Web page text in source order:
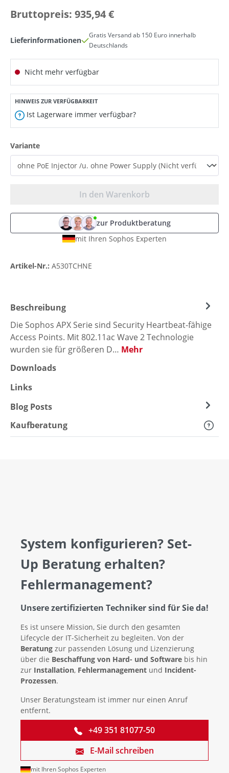
Bruttopreis: 935,94 €
Lieferinformationen
Gratis Versand ab 150 Euro innerhalb
Deutschlands
Nicht mehr verfügbar
HINWEIS ZUR VERFÜGBARKEIT
Ist Lagerware immer verfügbar?
Varianteauswählen
In den Warenkorb
zur Produktberatung
mit Ihren Sophos Experten
Artikel-Nr.: A530TCHNE
Beschreibung
Die Sophos APX Serie sind Security Heartbeat-fähige
Access Points. Mit 802.11ac Wave 2 Technologie
wurden sie für größeren D… Mehr
Downloads
Links
Blog Posts
Kaufberatung
System konfigurieren? Set-
Up Beratung erhalten?
Fehlermanagement?
Unsere zertifizierten Techniker sind für Sie da!
Es ist unsere Mission, Sie durch den gesamten
Lifecycle der IT-Sicherheit zu begleiten. Von der
Beratung zur passenden Lösung und Lizenzierung
über die Beschaffung von Hard- und Software bis hin
zur Installation, Fehlermanagement und Incident-
Prozessen.
Unser Beratungsteam ist immer nur einen Anruf
entfernt.
+49 351 81077-50
E-Mail schreiben
mit Ihren Sophos Experten